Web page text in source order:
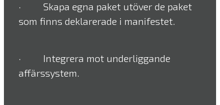
· Skapa egna paket utöver de paket
som finns deklarerade i manifestet.
· Integrera mot underliggande
affärssystem.